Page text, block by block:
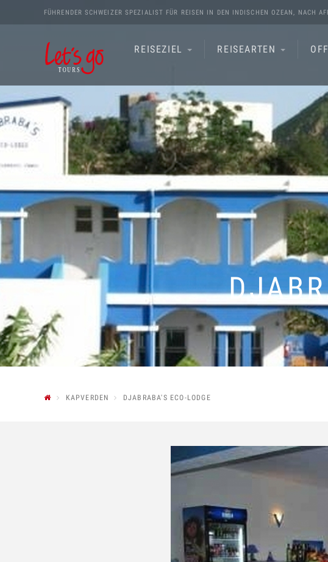
FÜHRENDER SCHWEIZER SPEZIALIST FÜR REISEN IN DEN INDISCHEN OZEAN, NACH
REISEZIEL REISEARTEN
KAPVERDEN DJABRABA'S ECO-LODGE